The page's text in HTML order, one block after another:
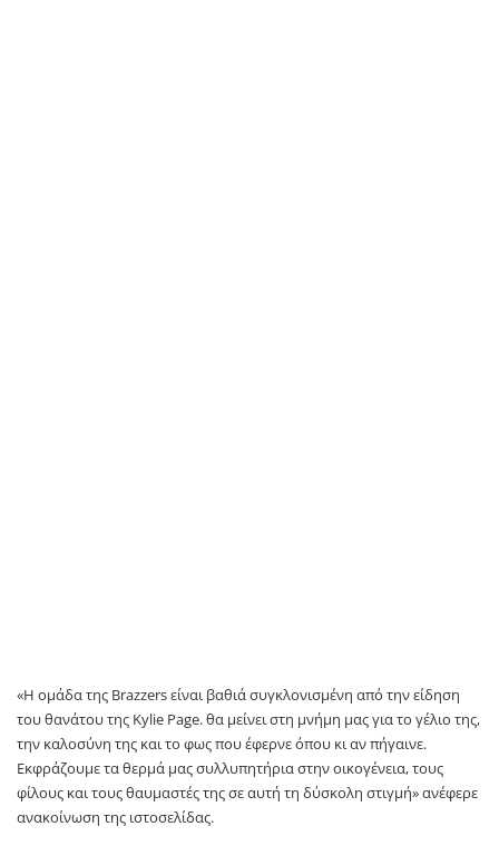
«Η ομάδα της Brazzers είναι βαθιά συγκλονισμένη από την είδηση
του θανάτου της Kylie Page. θα μείνει στη μνήμη μας για το γέλιο της,
την καλοσύνη της και το φως που έφερνε όπου κι αν πήγαινε.
Εκφράζουμε τα θερμά μας συλλυπητήρια στην οικογένεια, τους
φίλους και τους θαυμαστές της σε αυτή τη δύσκολη στιγμή» ανέφερε
ανακοίνωση της ιστοσελίδας.